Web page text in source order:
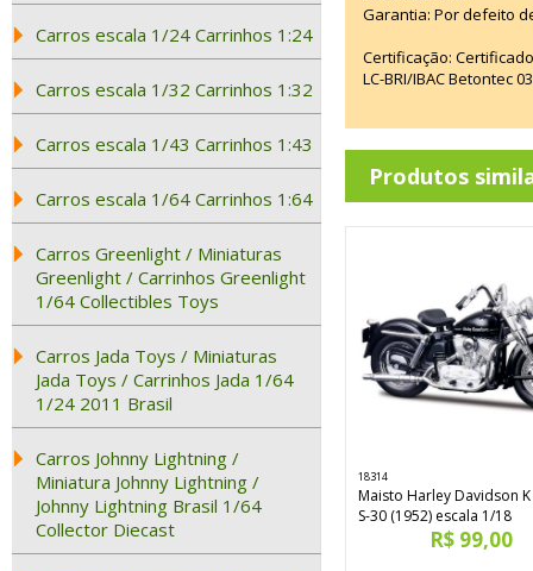
Carros escala 1/24 Carrinhos 1:24
Carros escala 1/32 Carrinhos 1:32
Carros escala 1/43 Carrinhos 1:43
Carros escala 1/64 Carrinhos 1:64
Carros Greenlight / Miniaturas
Greenlight / Carrinhos Greenlight
1/64 Collectibles Toys
Carros Jada Toys / Miniaturas
Jada Toys / Carrinhos Jada 1/64
1/24 2011 Brasil
Carros Johnny Lightning /
Miniatura Johnny Lightning /
Johnny Lightning Brasil 1/64
Collector Diecast
Garantia: Por defeito
Certificação:
LC-BRI/IBAC Betontec
Produtos
18314
Maisto Harley Davidson
S-30 (1952) escala 1/18
R$ 99,00